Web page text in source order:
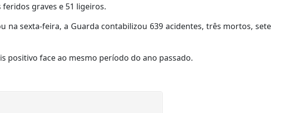
graves e 51 ligeiros.
na sexta-feira, a Guarda contabilizou 639 acidentes, três mortos, sete
positivo face ao mesmo período do ano passado.